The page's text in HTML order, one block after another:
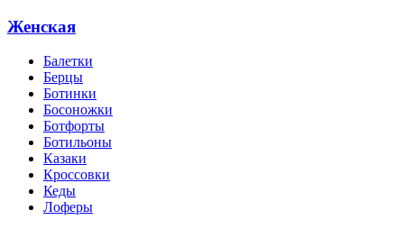
Женская
Балетки
Берцы
Ботинки
Босоножки
Ботфорты
Ботильоны
Казаки
Кроссовки
Кеды
Лоферы